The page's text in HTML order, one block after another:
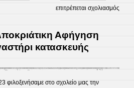
επιτρέπεται σχολιασμός
Αφήγηση
κατασκευής
φιλοξενήσαμε στο σχολείο μας την